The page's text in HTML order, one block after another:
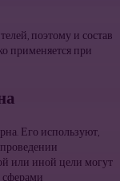
поэтому и состав
применяется при
Его используют,
или иной цели могут